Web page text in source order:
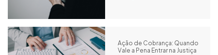
Ação de Cobrança: Quando
Vale a Pena Entrar na Justiça